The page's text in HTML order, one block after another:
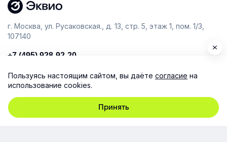
г. Москва, ул. Русаковская., д. 13, стр. 5, этаж 1, пом. 1/3,
107140
+7 (495) 928-92-20
Расскажем о платформе и предоставим бесплатный
демо-доступ
Пользуясь настоящим сайтом, вы даёте согласие на
использование cookies.
Принять